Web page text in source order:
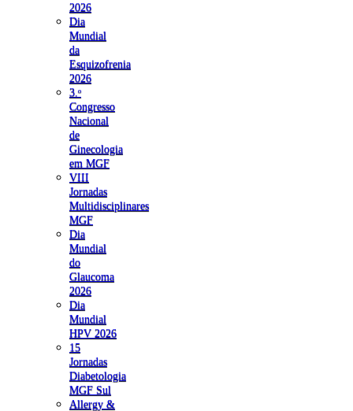
2026
Dia
Mundial
da
Esquizofrenia
2026
3.ᵒ
Congresso
Nacional
de
Ginecologia
em MGF
VIII
Jornadas
Multidisciplinares
MGF
Dia
Mundial
do
Glaucoma
2026
Dia
Mundial
HPV 2026
15
Jornadas
Diabetologia
MGF Sul
Allergy &